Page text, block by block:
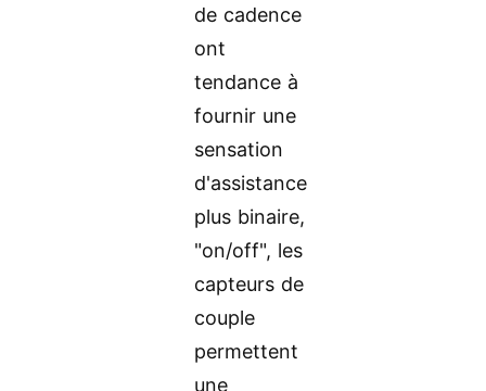
de cadence
ont
tendance à
fournir une
sensation
d'assistance
plus binaire,
"on/off", les
capteurs de
couple
permettent
une